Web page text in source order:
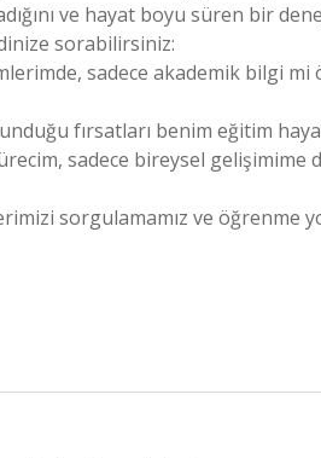
ve hayat boyu süren bir
sorabilirsiniz:
sadece akademik bilgi
fırsatları benim eğitim
sadece bireysel gelişimime
sorgulamamız ve öğrenme